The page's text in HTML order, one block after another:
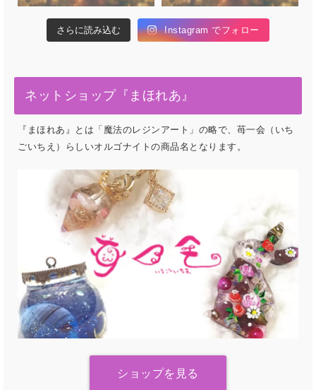
さらに読み込む Instagram でフォロー
ネットショップ『まほれあ』
『まほれあ』とは「魔法のレジンアート」の略で、苺一会（いち
ごいちえ）らしいオルゴナイトの商品名となります。
ショップを見る